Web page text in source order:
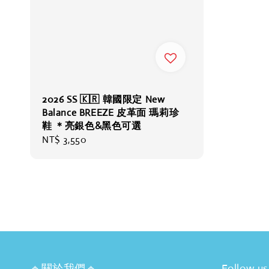
2026 SS 🇰🇷 韓國限定 New
Balance BREEZE 皮革面 瑪莉珍
鞋 ＊亮銀色&黑色可選
Regular
NT$ 3,550